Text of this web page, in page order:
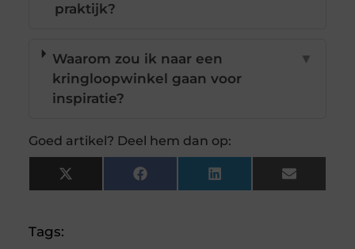
praktijk?
Waarom zou ik naar een
kringloopwinkel gaan voor
inspiratie?
▼
Goed artikel? Deel hem dan op:
X
(Twitter)
Facebook LinkedIn Email
Tags: